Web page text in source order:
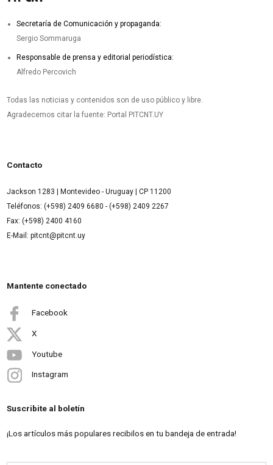
Secretaría de Comunicación y propaganda:
Sergio Sommaruga
Responsable de prensa y editorial periodística:
Alfredo Percovich
Todas las noticias y contenidos son de uso público y libre.
Agradecemos citar la fuente: Portal PITCNT.UY
Contacto
Jackson 1283 | Montevideo - Uruguay | CP 11200
Teléfonos: (+598) 2409 6680 - (+598) 2409 2267
Fax: (+598) 2400 4160
E-Mail: pitcnt@pitcnt.uy
Mantente conectado
Facebook
X
Youtube
Instagram
Suscribite al boletín
¡Los artículos más populares recibilos en tu bandeja de entrada!